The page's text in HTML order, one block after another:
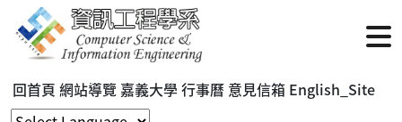
回首頁 網站導覽 嘉義大學行事曆 意見信箱 English_Site